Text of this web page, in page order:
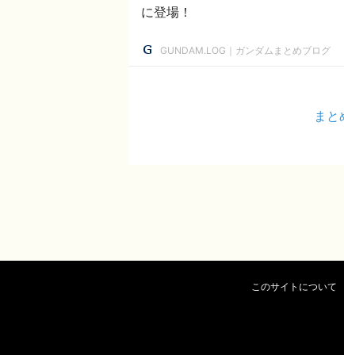
に登場！
GUNDAM.LOG｜ガンダムまとめブログ
ま
このサイトについて